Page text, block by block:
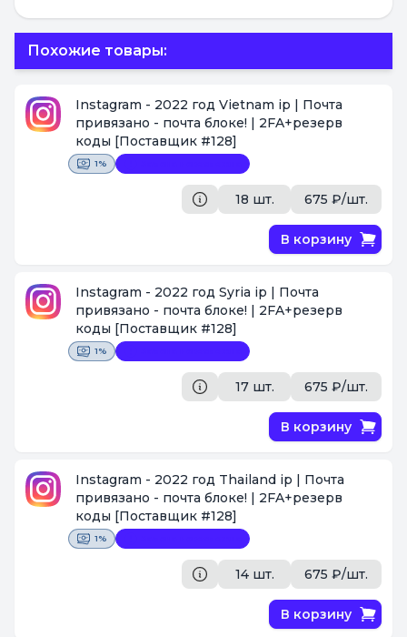
Похожие товары:
Instagram - 2022 год Vietnam ip | Почта
привязано - почта блоке! | 2FA+резерв
коды [Поставщик #128]
1%
18 шт. 675 ₽/шт.
В корзину
Instagram - 2022 год Syria ip | Почта
привязано - почта блоке! | 2FA+резерв
коды [Поставщик #128]
1%
17 шт. 675 ₽/шт.
В корзину
Instagram - 2022 год Thailand ip | Почта
привязано - почта блоке! | 2FA+резерв
коды [Поставщик #128]
1%
14 шт. 675 ₽/шт.
В корзину